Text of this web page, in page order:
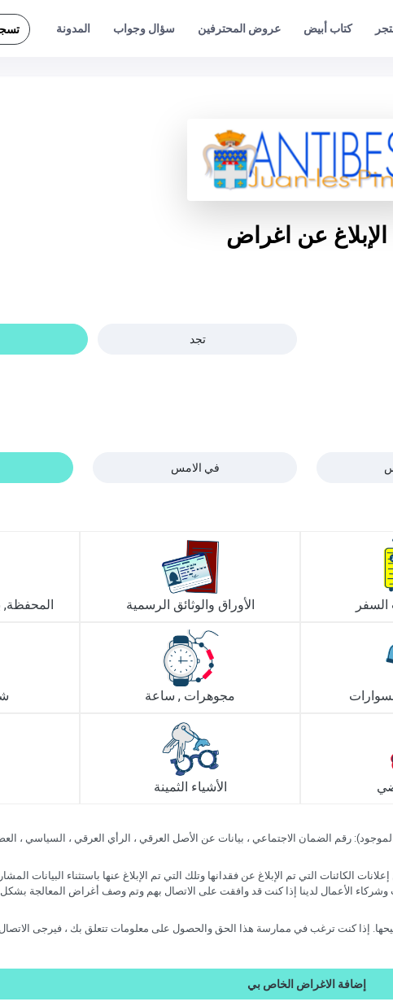
كتاب أبيض عروض المحترفين سؤال وجواب المدونة
الإبلاغ عن اغراض
تجد
في الامس
المحفظة, الأوراق والوثائق الرسمية
مجوهرات , ساعة
الأشياء الثمينة
الكائنات التي تم الإبلاغ عن فقدانها وتلك التي تم الإبلاغ عنها باستثناء البيانات المشار
إضافة الاغراض الخاص بي